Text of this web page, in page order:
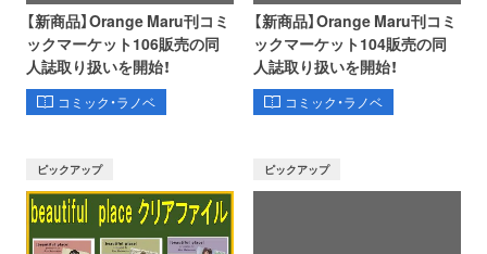
【新商品】Orange Maru刊コミ
ックマーケット106販売の同
人誌取り扱いを開始！
コミック・ラノベ
【新商品】Orange Maru刊コミ
ックマーケット104販売の同
人誌取り扱いを開始！
コミック・ラノベ
ピックアップ ピックアップ